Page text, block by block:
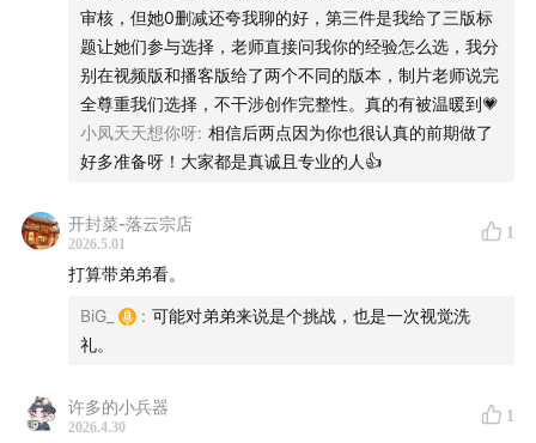
审核，但她0删减还夸我聊的好，第三件是我给了三版标
题让她们参与选择，老师直接问我你的经验怎么选，我分
别在视频版和播客版给了两个不同的版本，制片老师说完
全尊重我们选择，不干涉创作完整性。真的有被温暖到💗
小凤天天想你呀: 相信后两点因为你也很认真的前期做了
好多准备呀！大家都是真诚且专业的人👍
开封菜-落云宗店
2026.5.01
1
打算带弟弟看。
BiG_ : 可能对弟弟来说是个挑战，也是一次视觉洗
礼。
许多的小兵器
2026.4.30
1